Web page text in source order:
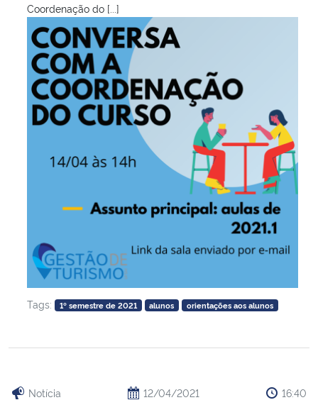
Coordenação do [...]
Tags: 1º semestre de 2021 alunos orientações aos alunos
Notícia 12/04/2021 16:40